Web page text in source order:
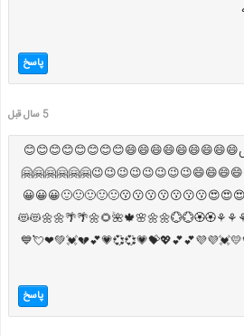
پاسخ
5 سال قبل
پاسخ